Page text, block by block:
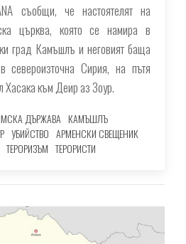
съобщи, че настоятелят на
църква, която се намира в
град Камъшлъ и неговият баща
североизточна Сирия, на пътя
към Деир аз Зоур.
ДЪРЖАВА КАМЪШЛЪ
УБИЙСТВО АРМЕНСКИ СВЕЩЕНИК
ТЕРОРИЗЪМ ТЕРОРИСТИ